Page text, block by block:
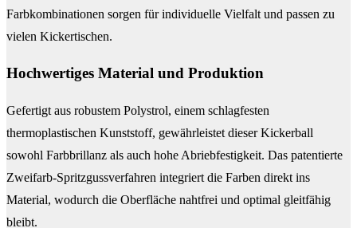
Farbkombinationen sorgen für individuelle Vielfalt und passen zu
vielen Kickertischen.
Hochwertiges Material und Produktion
Gefertigt aus robustem Polystrol, einem schlagfesten
thermoplastischen Kunststoff, gewährleistet dieser Kickerball
sowohl Farbbrillanz als auch hohe Abriebfestigkeit. Das patentierte
Zweifarb-Spritzgussverfahren integriert die Farben direkt ins
Material, wodurch die Oberfläche nahtfrei und optimal gleitfähig
bleibt.